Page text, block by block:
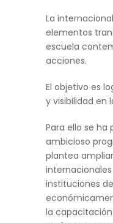
La
elementos
escuela
acciones.
El objetivo es
y visibilidad en
Para ello se
ambicioso
plantea
instituciones
la